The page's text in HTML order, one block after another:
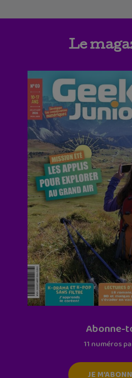
Le
Abonne-
11 numéros
JE